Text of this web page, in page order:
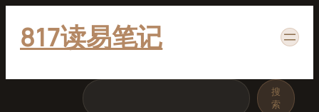
817读易笔记
搜
索